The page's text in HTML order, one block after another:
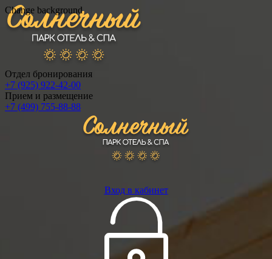
Change background
Отдел бронирования
+7 (925) 922-42-00
Прием и размещение
+7 (499) 755-88-88
Вход в кабинет